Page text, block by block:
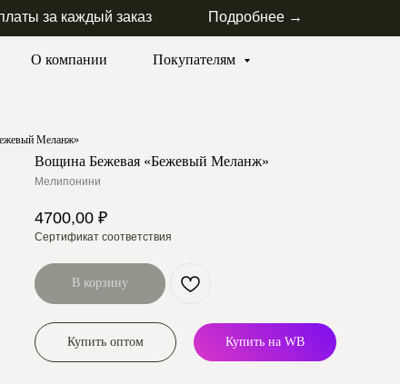
за каждый заказ Подробнее →
О компании
Покупателям
Меланж»
Вощина Бежевая «Бежевый Меланж»
Мелипонини
4700,00 ₽
Сертификат соответствия
В корзину
Купить оптом Купить на WB